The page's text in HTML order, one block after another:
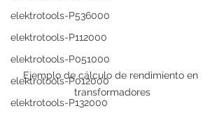
elektrotools-P536000
elektrotools-P112000
elektrotools-P051000
elektrotools-P012000
elektrotools-P132000
Ejemplo de cálculo de rendimiento en
transformadores